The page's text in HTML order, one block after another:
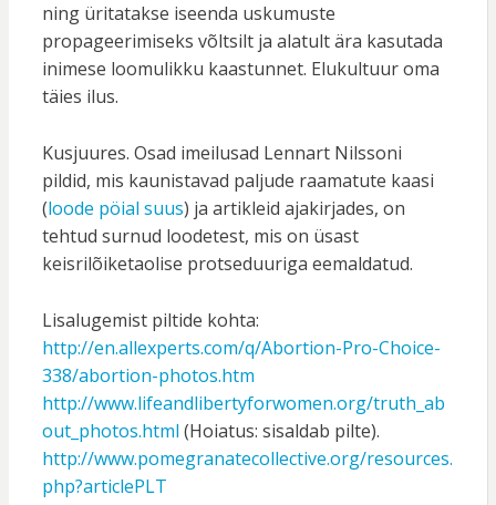
ning üritatakse iseenda uskumuste
propageerimiseks võltsilt ja alatult ära kasutada
inimese loomulikku kaastunnet. Elukultuur oma
täies ilus.
Kusjuures. Osad imeilusad Lennart Nilssoni
pildid, mis kaunistavad paljude raamatute kaasi
(loode pöial suus) ja artikleid ajakirjades, on
tehtud surnud loodetest, mis on üsast
keisrilõiketaolise protseduuriga eemaldatud.
Lisalugemist piltide kohta:
http://en.allexperts.com/q/Abortion-Pro-Choice-
338/abortion-photos.htm
http://www.lifeandlibertyforwomen.org/truth_ab
out_photos.html (Hoiatus: sisaldab pilte).
http://www.pomegranatecollective.org/resources.
php?articlePLT